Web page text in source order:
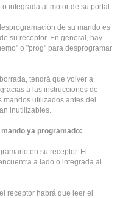
integrada al motor de su portal.
de su mando es
su receptor. En general, hay
o "prog" para desprogramar
tendrá que volver a
a las instrucciones de
mandos utilizados antes del
inutilizables.
ya programado:
en su receptor. El
a lado o integrada al
receptor habrá que leer el